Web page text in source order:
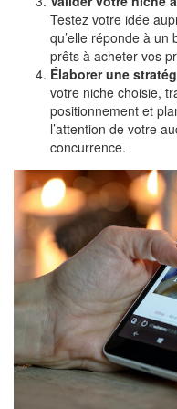
Testez votre idée
qu’elle réponde à
prêts à acheter vos
Élaborer une
votre niche choisie,
positionnement et
l’attention de votre
concurrence.